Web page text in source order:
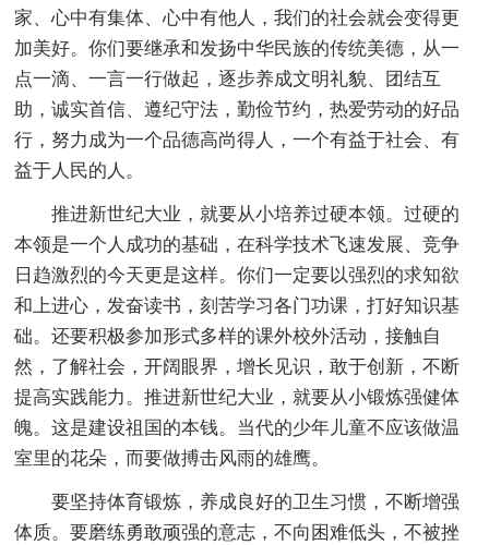
家、心中有集体、心中有他人，我们的社会就会变得更
加美好。你们要继承和发扬中华民族的传统美德，从一
点一滴、一言一行做起，逐步养成文明礼貌、团结互
助，诚实首信、遵纪守法，勤俭节约，热爱劳动的好品
行，努力成为一个品德高尚得人，一个有益于社会、有
益于人民的人。
推进新世纪大业，就要从小培养过硬本领。过硬的
本领是一个人成功的基础，在科学技术飞速发展、竞争
日趋激烈的今天更是这样。你们一定要以强烈的求知欲
和上进心，发奋读书，刻苦学习各门功课，打好知识基
础。还要积极参加形式多样的课外校外活动，接触自
然，了解社会，开阔眼界，增长见识，敢于创新，不断
提高实践能力。推进新世纪大业，就要从小锻炼强健体
魄。这是建设祖国的本钱。当代的少年儿童不应该做温
室里的花朵，而要做搏击风雨的雄鹰。
要坚持体育锻炼，养成良好的卫生习惯，不断增强
体质。要磨练勇敢顽强的意志，不向困难低头，不被挫